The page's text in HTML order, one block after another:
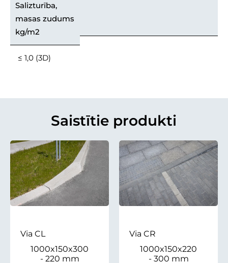
Salizturība,
masas zudums
kg/m2
≤ 1,0 (3D)
Saistītie produkti
Via CL
1000x150x300
- 220 mm
Via CR
1000x150x220
- 300 mm